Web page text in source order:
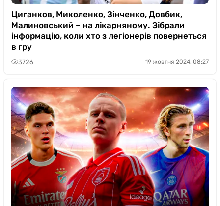
Циганков, Миколенко, Зінченко, Довбик,
Малиновський – на лікарняному. Зібрали
інформацію, коли хто з легіонерів повернеться
в гру
3726 19 жовтня 2024, 08:27